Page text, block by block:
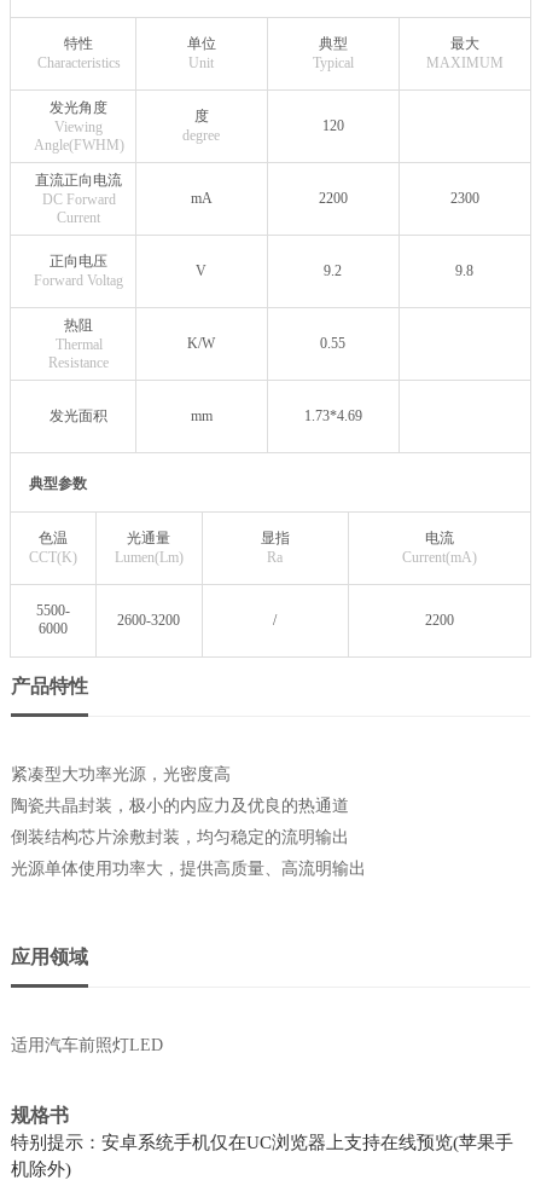
特性
Characteristics
单位
Unit
典型
Typical
最大
MAXIMUM
发光角度
Viewing
Angle(FWHM)
度
degree
120
直流正向电流
DC Forward
Current
mA 2200 2300
正向电压
Forward Voltag
V 9.2 9.8
热阻
Thermal
Resistance
K/W 0.55
发光面积 mm 1.73*4.69
典型参数
色温
CCT(K)
光通量
Lumen(Lm)
显指
Ra
电流
Current(mA)
5500-
6000
2600-3200 / 2200
产品特性
紧凑型大功率光源，光密度高
陶瓷共晶封装，极小的内应力及优良的热通道
倒装结构芯片涂敷封装，均匀稳定的流明输出
光源单体使用功率大，提供高质量、高流明输出
应用领域
适用汽车前照灯LED
规格书
特别提示：安卓系统手机仅在UC浏览器上支持在线预览(苹果手
机除外)